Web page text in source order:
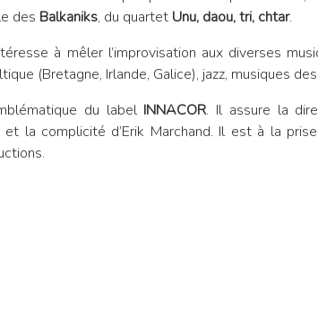
des Balkaniks, du quartet Unu, daou, tri, chtar.
à mêler l’improvisation aux diverses
(Bretagne, Irlande, Galice), jazz, musiques
du label INNACOR. Il assure la
et la complicité d’Erik Marchand. Il est à la